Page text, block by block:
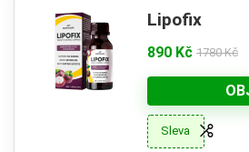
Lipofix
890 Kč 1780 Kč
Sleva